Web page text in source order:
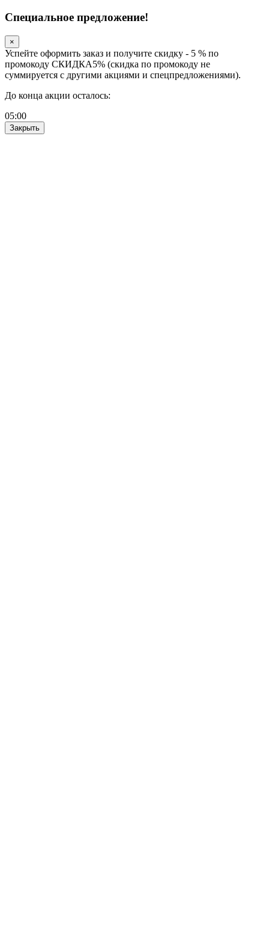
Специальное предложение!
×
Успейте оформить заказ и получите скидку - 5 % по
промокоду СКИДКА5% (скидка по промокоду не
суммируется с другими акциями и спецпредложениями).
До конца акции осталось:
05:00
Закрыть